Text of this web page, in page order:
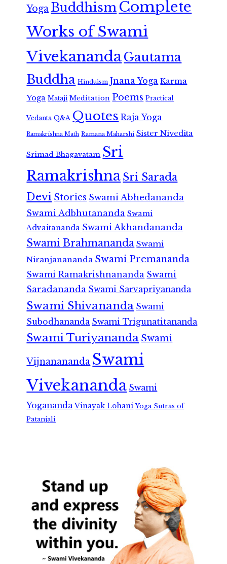
Yoga Buddhism Complete
Works of Swami
VivekanandaGautama
Buddha Hinduism Jnana Yoga Karma
Yoga Mataji Meditation Poems Practical
Vedanta Q&A Quotes Raja Yoga
Ramakrishna Math Ramana Maharshi Sister Nivedita
Srimad Bhagavatam Sri
RamakrishnaSri Sarada
Devi Stories Swami Abhedananda
Swami Adbhutananda Swami
Advaitananda Swami Akhandananda
Swami Brahmananda Swami
Niranjanananda Swami Premananda
Swami Ramakrishnananda Swami
Saradananda Swami Sarvapriyananda
Swami Shivananda Swami
Subodhananda Swami Trigunatitananda
Swami Turiyananda Swami
Vijnanananda Swami
Vivekananda Swami
Yogananda Vinayak Lohani Yoga Sutras of
Patanjali